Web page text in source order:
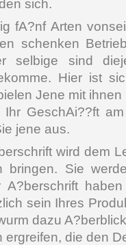
sich.
fA?nf Arten
schenken
selbige sind
Hier ist
Jene mit
GeschAi??ft
jene aus.
wird dem
bringen. Sie
A?berschrift
sein Ihres
dazu
die den